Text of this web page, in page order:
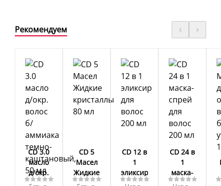
Рекомендуем
CD 3.0
масло
д/окр.
волос
CD 5
Масел
Жидкие
кристаллы
CD 12 в
1
эликсир
для
CD 24 в
1
маска-
спрей